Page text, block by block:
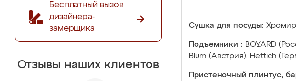
Бесплатный вызов
дизайнера-
замерщика
Отзывы наших клиентов
Сушка для посуды:
Подъемники : BOYARD
Blum (Австрия), Hettich
Пристеночный плинтус,